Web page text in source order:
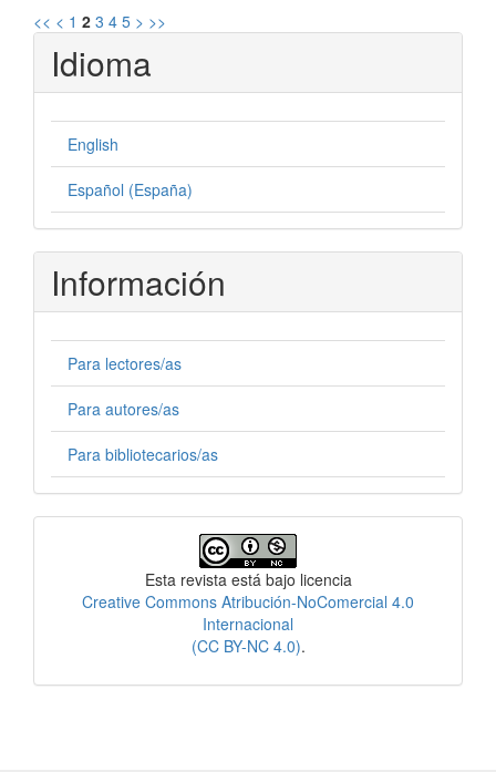
<< < 1 2 3 4 5 > >>
Idioma
English
Español (España)
Información
Para lectores/as
Para autores/as
Para bibliotecarios/as
Esta revista está bajo licencia
Creative Commons Atribución-NoComercial 4.0
Internacional
(CC BY-NC 4.0).